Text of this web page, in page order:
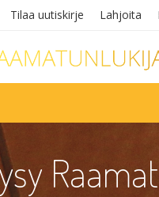
Tilaa uutiskirje Lahjoita